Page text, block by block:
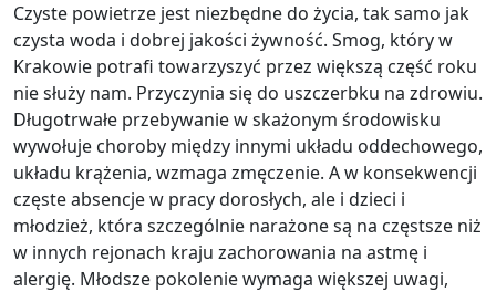
Czyste powietrze jest niezbędne do życia, tak samo jak
czysta woda i dobrej jakości żywność. Smog, który w
Krakowie potrafi towarzyszyć przez większą część roku
nie służy nam. Przyczynia się do uszczerbku na zdrowiu.
Długotrwałe przebywanie w skażonym środowisku
wywołuje choroby między innymi układu oddechowego,
układu krążenia, wzmaga zmęczenie. A w konsekwencji
częste absencje w pracy dorosłych, ale i dzieci i
młodzież, która szczególnie narażone są na częstsze niż
w innych rejonach kraju zachorowania na astmę i
alergię. Młodsze pokolenie wymaga większej uwagi,